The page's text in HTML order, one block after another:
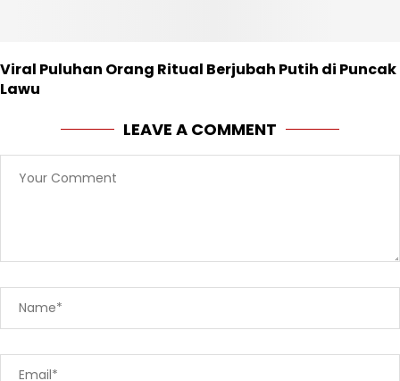
Viral Puluhan Orang Ritual Berjubah Putih di Puncak
Lawu
LEAVE A COMMENT